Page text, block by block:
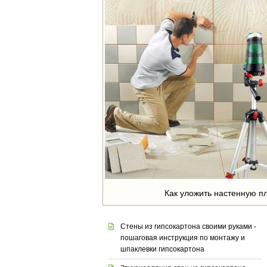
Как уложить настенную
Стены из гипсокартона своими руками -
пошаговая инструкция по монтажу и
шпаклевки гипсокартона